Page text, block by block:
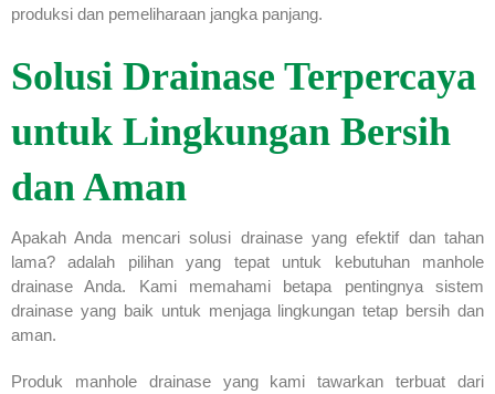
produksi dan pemeliharaan jangka panjang.
Solusi Drainase Terpercaya
untuk Lingkungan Bersih
dan Aman
Apakah Anda mencari solusi drainase yang efektif dan tahan
lama? adalah pilihan yang tepat untuk kebutuhan manhole
drainase Anda. Kami memahami betapa pentingnya sistem
drainase yang baik untuk menjaga lingkungan tetap bersih dan
aman.
Produk manhole drainase yang kami tawarkan terbuat dari